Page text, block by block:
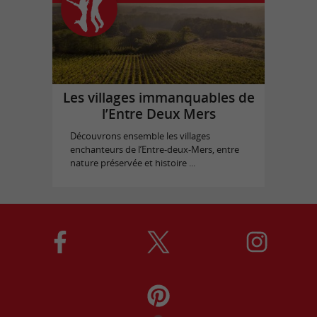
Les villages immanquables de
l’Entre Deux Mers
Découvrons ensemble les villages
enchanteurs de l’Entre-deux-Mers, entre
nature préservée et histoire ...